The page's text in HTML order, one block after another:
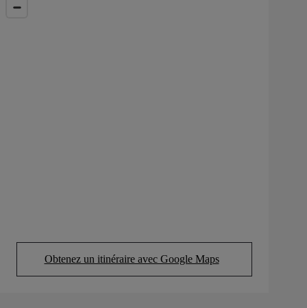
Obtenez un itinéraire avec Google Maps
(Opens in new tab)